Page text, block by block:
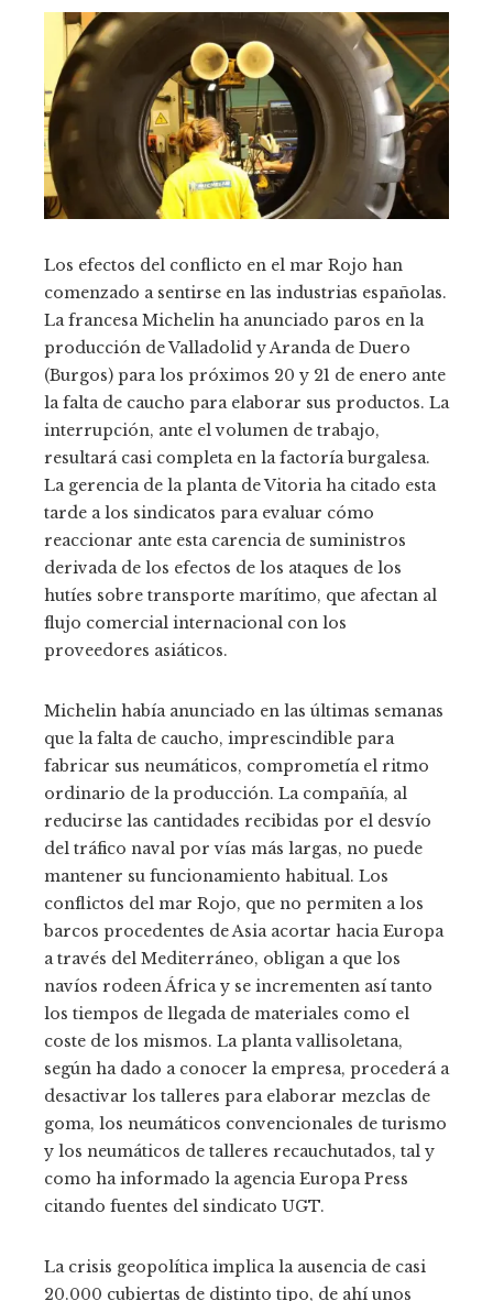
Los efectos del conflicto en el mar Rojo han
comenzado a sentirse en las industrias españolas.
La francesa Michelin ha anunciado paros en la
producción de Valladolid y Aranda de Duero
(Burgos) para los próximos 20 y 21 de enero ante
la falta de caucho para elaborar sus productos. La
interrupción, ante el volumen de trabajo,
resultará casi completa en la factoría burgalesa.
La gerencia de la planta de Vitoria ha citado esta
tarde a los sindicatos para evaluar cómo
reaccionar ante esta carencia de suministros
derivada de los efectos de los ataques de los
hutíes sobre transporte marítimo, que afectan al
flujo comercial internacional con los
proveedores asiáticos.
Michelin había anunciado en las últimas semanas
que la falta de caucho, imprescindible para
fabricar sus neumáticos, comprometía el ritmo
ordinario de la producción. La compañía, al
reducirse las cantidades recibidas por el desvío
del tráfico naval por vías más largas, no puede
mantener su funcionamiento habitual. Los
conflictos del mar Rojo, que no permiten a los
barcos procedentes de Asia acortar hacia Europa
a través del Mediterráneo, obligan a que los
navíos rodeen África y se incrementen así tanto
los tiempos de llegada de materiales como el
coste de los mismos. La planta vallisoletana,
según ha dado a conocer la empresa, procederá a
desactivar los talleres para elaborar mezclas de
goma, los neumáticos convencionales de turismo
y los neumáticos de talleres recauchutados, tal y
como ha informado la agencia Europa Press
citando fuentes del sindicato UGT.
La crisis geopolítica implica la ausencia de casi
20.000 cubiertas de distinto tipo, de ahí unos